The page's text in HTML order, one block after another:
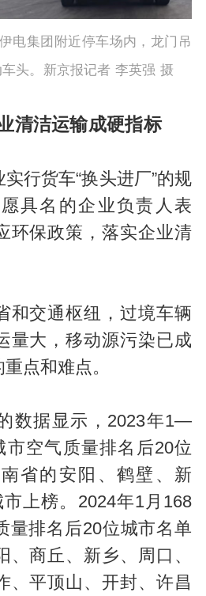
电集团附近停车场内，龙门吊
头。新京报记者 李英强 摄
清洁运输成硬指标
行货车“换头进厂”的规
具名的企业负责人表
环保政策，落实企业清
和交通枢纽，过境车辆
量大，移动源污染已成
点和难点。
数据显示，2023年1—
市空气质量排名后20位
省的安阳、鹤壁、新
上榜。2024年1月168
量排名后20位城市名单
、商丘、新乡、周口、
、平顶山、开封、许昌